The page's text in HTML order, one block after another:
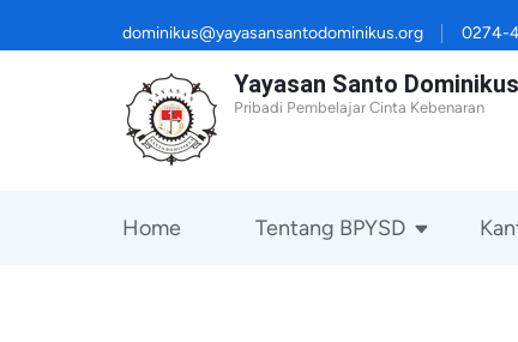
ke
dominikus@yayasansantodominikus.org 0274-
Yayasan Santo Dominikus
Pribadi Pembelajar Cinta Kebenaran
Home Tentang BPYSD